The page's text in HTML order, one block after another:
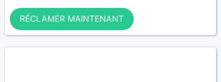
RÉCLAMER MAINTENANT